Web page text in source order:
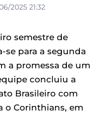
2025 21:32
semestre de
se para a segunda
a promessa de um
concluiu a
Brasileiro com
o Corinthians, em